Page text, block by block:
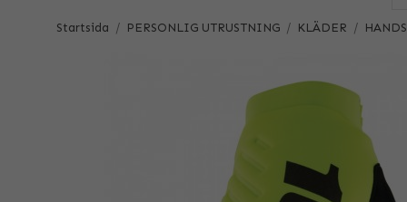
Startsida / PERSONLIG UTRUSTNING / KLÄDER /